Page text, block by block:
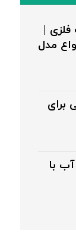
فلزی |
مدل
برای
با